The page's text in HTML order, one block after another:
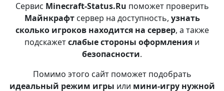
Сервис Minecraft-Status.Ru поможет проверить
Майнкрафтсервер на доступность, узнать
сколько игроков находится на сервер, а также
подскажетслабые стороны оформления и
безопасности.
Помимо этого сайт поможет подобрать
идеальный режим игры или мини-игру нужной